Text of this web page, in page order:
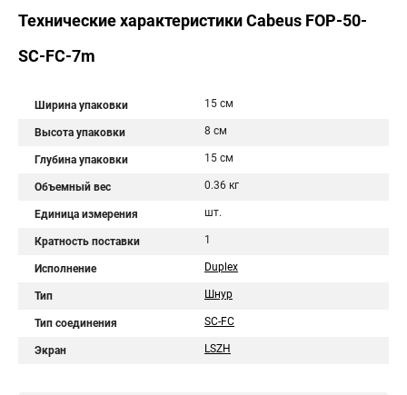
Технические характеристики Cabeus FOP-50-
SC-FC-7m
Ширина упаковки 15 см
Высота упаковки 8 см
Глубина упаковки 15 см
Объемный вес 0.36 кг
Единица измерения шт.
Кратность поставки 1
Исполнение Duplex
Тип Шнур
Тип соединения SC-FC
Экран LSZH